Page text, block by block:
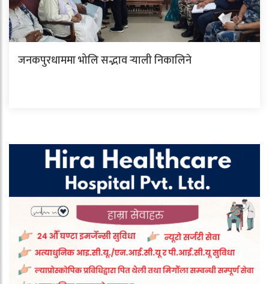
जनकपुरधाममा भोलि सद्भाव र्‍याली निकालिने